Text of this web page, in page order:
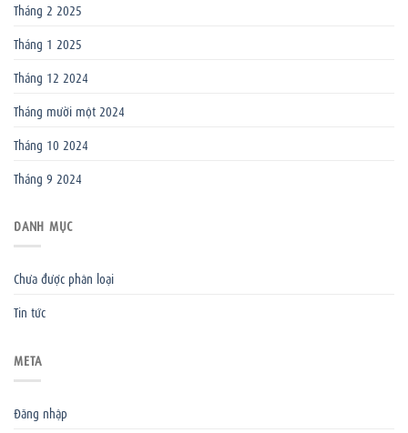
Tháng 2 2025
Tháng 1 2025
Tháng 12 2024
Tháng mười một 2024
Tháng 10 2024
Tháng 9 2024
DANH MỤC
Chưa được phân loại
Tin tức
META
Đăng nhập